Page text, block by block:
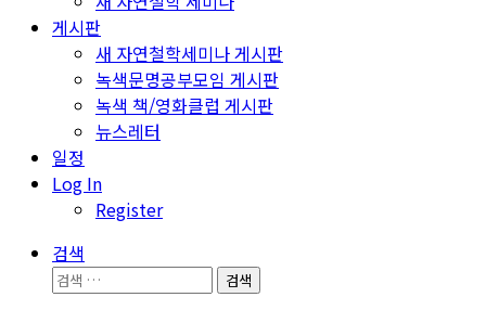
게시판
새 자연철학세미나 게시판
녹색문명공부모임 게시판
녹색 책/영화클럽 게시판
뉴스레터
일정
Log In
Register
검색
검